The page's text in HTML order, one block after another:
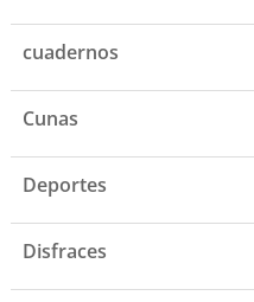
cuadernos
Cunas
Deportes
Disfraces